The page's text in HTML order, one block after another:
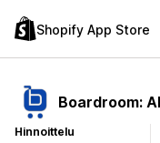
Shopify App Store
Boardroom:
Hinnoittelu